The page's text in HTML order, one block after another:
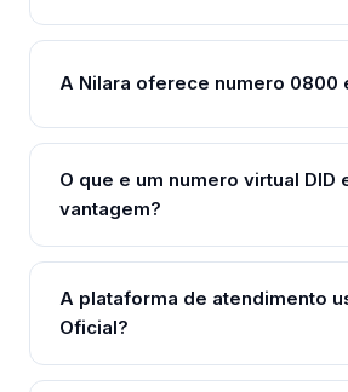
A Nilara oferece numero 0800
O que e um numero virtual DID
vantagem?
A plataforma de atendimento
Oficial?